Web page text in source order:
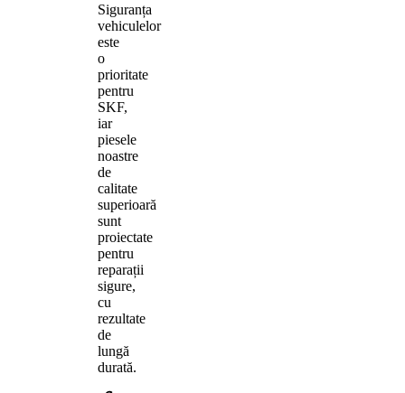
Siguranța
vehiculelor
este
o
prioritate
pentru
SKF,
iar
piesele
noastre
de
calitate
superioară
sunt
proiectate
pentru
reparații
sigure,
cu
rezultate
de
lungă
durată.